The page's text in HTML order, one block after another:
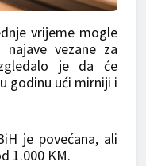
vrijeme mogle
vezane za
je da će
godinu ući mirniji i
je povećana, ali
1.000 KM.